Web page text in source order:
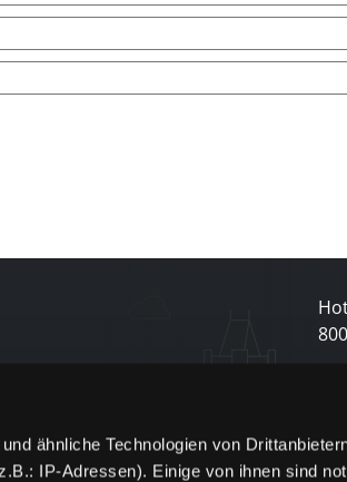
ähnliche Technologien von
IP-Adressen). Einige von ihnen sind
800